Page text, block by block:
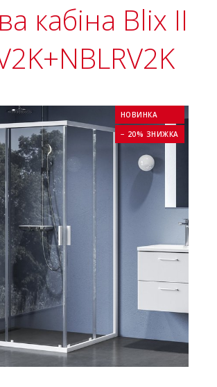
кабіна Blix II
НОВИНКА
− 20% ЗНИЖКА